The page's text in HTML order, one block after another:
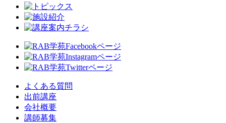
よくある質問
出前講座
会社概要
講師募集